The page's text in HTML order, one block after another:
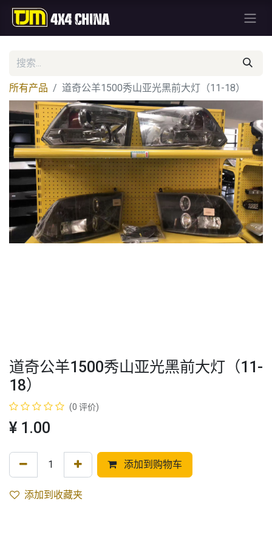
所有产品 道奇公羊1500秀山亚光黑前大灯（11-18）
道奇公羊1500秀山亚光黑前大灯（11-
18）
(0 评价)
¥ 1.00
添加到购物车
添加到收藏夹